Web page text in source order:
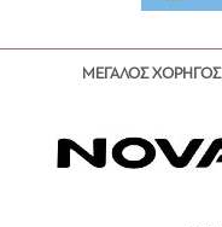
ΜΕΓΑΛΟΣ ΧΟΡΗΓΟΣ